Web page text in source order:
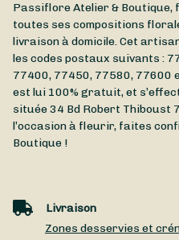
Passiflore Atelier &
toutes ses compositions
livraison à domicile. Cet
les codes postaux suivants :
77400, 77450, 77580, 77600
est lui 100% gratuit, et
située34 Bd Robert Thiboust
l’occasion à fleurir, faites
Boutique !
Livraison
Zones desservies et